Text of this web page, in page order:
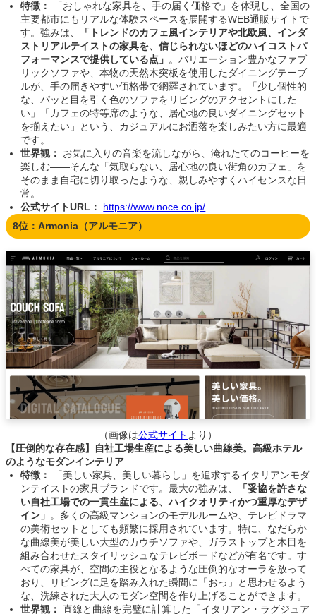
特徴：
「おしゃれな家具を、手の届く価格で」を体現し、全国の
主要都市にもリアルな体験スペースを展開するWEB通販サイトで
す。強みは、
「トレンドのカフェ風インテリアや北欧風、インダ
ストリアルテイストの家具を、信じられないほどのハイコストパ
フォーマンスで提供している点」 。バリエーション豊かなファブ
リックソファや、本物の天然木突板を使用したダイニングテーブ
ルが、手の届きやすい価格帯で網羅されています。「少し個性的
な、パッと目を引く色のソファをリビングのアクセントにした
い」「カフェの特等席のような、居心地の良いダイニングセット
を揃えたい」という、カジュアルにお洒落を楽しみたい方に最適
です。
世界観：
お気に入りの音楽を流しながら、淹れたてのコーヒーを
楽しむ――そんな「気取らない、居心地の良い街角のカフェ」を
そのまま自宅に切り取ったような、親しみやすくハイセンスな日
常。
公式サイトURL：
https://www.noce.co.jp/
8位：Armonia（アルモニア）
（画像は公式サイト より）
【圧倒的な存在感】自社工場生産による美しい曲線美。高級ホテル
のようなモダンインテリア
特徴：
「美しい家具、美しい暮らし」を追求するイタリアンモダ
ンテイストの家具ブランドです。最大の強みは、
「妥協を許さな
い自社工場での一貫生産による、ハイクオリティかつ重厚なデザ
イン」 。多くの高級マンションのモデルルームや、テレビドラマ
の美術セットとしても頻繁に採用されています。特に、なだらか
な曲線美が美しい大型のカウチソファや、ガラストップと木目を
組み合わせたスタイリッシュなテレビボードなどが有名です。す
べての家具が、空間の主役となるような圧倒的なオーラを放って
おり、リビングに足を踏み入れた瞬間に「おっ」と思わせるよう
な、洗練された大人のモダン空間を作り上げることができます。
世界観： 直線と曲線を完璧に計算した「イタリアン・ラグジュア